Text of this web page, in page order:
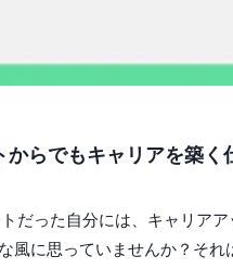
からでもキャリアを築く
トだった自分には、キャリア
風に思っていませんか？それ